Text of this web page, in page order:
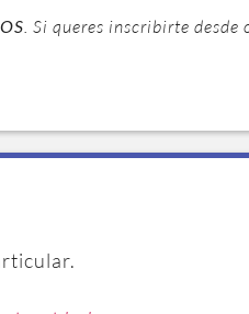
. Si queres inscribirte desde